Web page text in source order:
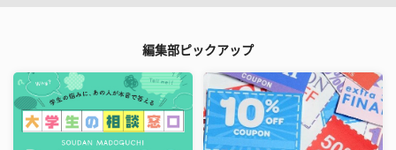
編集部ピックアップ